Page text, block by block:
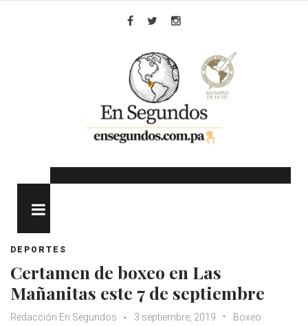
DEPORTES
Certamen de boxeo en Las
Mañanitas este 7 de septiembre
Redacción En Segundos 3 septiembre, 2019
Boxeo